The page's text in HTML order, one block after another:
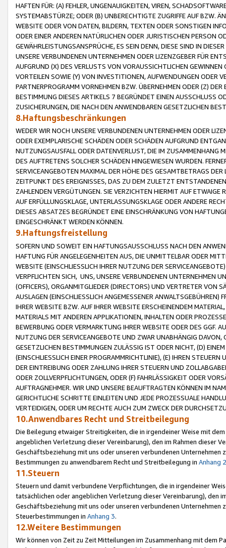
HAFTEN FÜR: (A) FEHLER, UNGENAUIGKEITEN, VIREN,
SYSTEMABSTÜRZE; ODER (B) UNBERECHTIGTE ZUGRIFFE AUF BZW.
WEBSITE ODER VON DATEN, BILDERN, TEXTEN ODER SONSTIGEN
ODER EINER ANDEREN NATÜRLICHEN ODER JURISTISCHEN PERSON
GEWÄHRLEISTUNGSANSPRÜCHE, ES SEIN DENN, DIESE SIND IN
UNSERE VERBUNDENEN UNTERNEHMEN ODER LIZENZGEBER FÜR
AUFGRUND (X) DES VERLUSTS VON VORAUSSICHTLICHEN
VORTEILEN SOWIE (Y) VON INVESTITIONEN, AUFWENDUNGEN ODER
PARTNERPROGRAMM VORNEHMEN BZW. ÜBERNEHMEN ODER (Z)
BESTIMMUNG DIESES ARTIKELS 7 BEGRÜNDET EINEN AUSSCHLUSS
ZUSICHERUNGEN, DIE NACH DEN ANWENDBAREN GESETZLICHEN
8.Haftungsbeschränkungen
WEDER WIR NOCH UNSERE VERBUNDENEN UNTERNEHMEN ODER
ODER EXEMPLARISCHE SCHÄDEN ODER SCHÄDEN AUFGRUND
NUTZUNGSAUSFALL ODER DATENVERLUST, DIE IM ZUSAMMENHANG
DES AUFTRETENS SOLCHER SCHÄDEN HINGEWIESEN WURDEN.
SERVICEANGEBOTEN MAXIMAL DER HÖHE DES GESAMTBETRAGS
ZEITPUNKT DES EREIGNISSES, DAS ZU DEM ZULETZT
ZAHLENDEN VERGÜTUNGEN. SIE VERZICHTEN HIERMIT AUF
AUF ERFÜLLUNGSKLAGE, UNTERLASSUNGSKLAGE ODER ANDERE
DIESES ABSATZES BEGRÜNDET EINE EINSCHRÄNKUNG VON
EINGESCHRÄNKT WERDEN KÖNNEN.
9.Haftungsfreistellung
SOFERN UND SOWEIT EIN HAFTUNGSAUSSCHLUSS NACH DEN
HAFTUNG FÜR ANGELEGENHEITEN AUS, DIE UNMITTELBAR ODER
WEBSITE (EINSCHLIESSLICH IHRER NUTZUNG DER
VERPFLICHTEN SICH, UNS, UNSERE VERBUNDENEN UNTERNEHMEN
(OFFICERS), ORGANMITGLIEDER (DIRECTORS) UND VERTRETER VON
AUSLAGEN (EINSCHLIESSLICH ANGEMESSENER
IHRER WEBSITE BZW. AUF IHRER WEBSITE ERSCHEINENDEM
MATERIALS MIT ANDEREN APPLIKATIONEN, INHALTEN ODER
BEWERBUNG ODER VERMARKTUNG IHRER WEBSITE ODER DES GGF.
NUTZUNG DER SERVICEANGEBOTE UND ZWAR UNABHÄNGIG
GESETZLICHEN BESTIMMUNGEN ZULÄSSIG IST ODER NICHT, (D)
(EINSCHLIESSLICH EINER PROGRAMMRICHTLINIE), (E) IHREN
DER EINTREIBUNG ODER ZAHLUNG IHRER STEUERN UND
ODER ZOLLVERPFLICHTUNGEN, ODER (F) FAHRLÄSSIGKEIT ODER
AUFTRAGNEHMER. WIR UND UNSERE BEAUFTRAGTEN KÖNNEN IM
GERICHTLICHE SCHRITTE EINLEITEN UND JEDE PROZESSUALE
VERTEIDIGEN, ODER UM RECHTE AUCH ZUM ZWECK DER
10.Anwendbares Recht und Streitbeilegung
Die Beilegung etwaiger Streitigkeiten, die in irgendeiner Weise mit
angeblichen Verletzung dieser Vereinbarung), den im Rahmen dieser
Geschäftsbeziehung mit uns oder unseren verbundenen
Bestimmungen zu anwendbarem Recht und Streitbeilegung in Anhang 2
11.Steuern
Steuern und damit verbundene Verpflichtungen, die in irgendeiner
tatsächlichen oder angeblichen Verletzung dieser Vereinbarung), den
Geschäftsbeziehung mit uns oder unseren verbundenen
Steuerbestimmungen in Anhang 3.
12.Weitere Bestimmungen
Wir können von Zeit zu Zeit Mitteilungen im Zusammenhang mit dem